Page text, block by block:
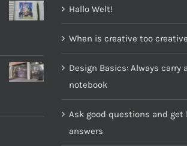
Hallo Welt!
When is creative too
Design Basics: Always carry a
notebook
Ask good questions and get
answers